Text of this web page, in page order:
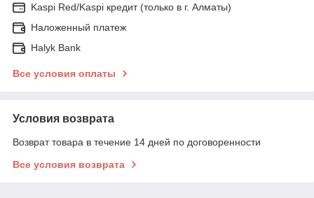
Kaspi Red/Kaspi кредит (только в г. Алматы)
Наложенный платеж
Halyk Bank
Все условия оплаты
Условия возврата
Возврат товара в течение 14 дней по договоренности
Все условия возврата